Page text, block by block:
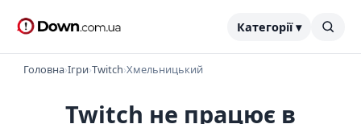
Категорії ▾
Головна›Ігри›Twitch›Хмельницький
Twitch не працює в